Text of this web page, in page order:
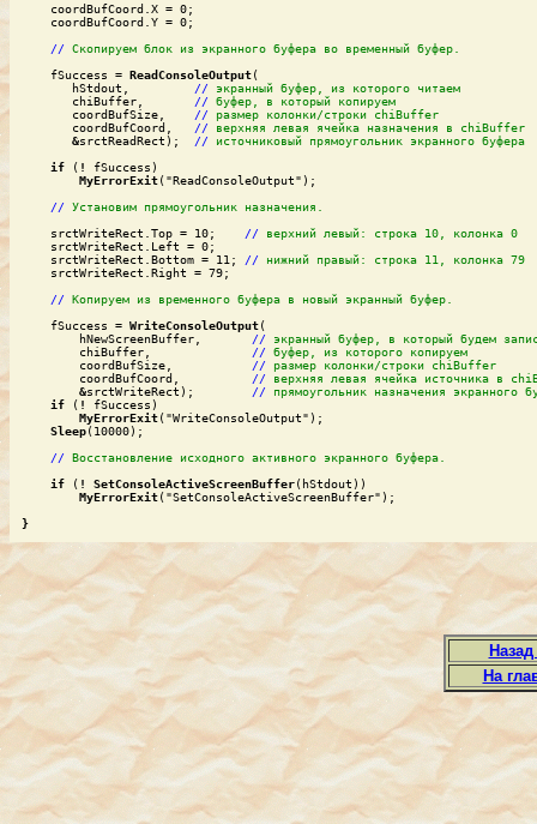
    coordBufCoord.X = 0;
    coordBufCoord.Y = 0;
//
Скопируем блок из экранного буфера во временный буфер.
    fSuccess =
ReadConsoleOutput(
//
экранный буфер, из которого читаем
//
буфер, в который копируем
//
размер колонки/строки chiBuffer
//
верхняя левая ячейка назначения в chiBuffer
&
//
источниковый прямоугольник экранного буфера
if ( !
fSuccess)
MyErrorExit("ReadConsoleOutput");
//
Установим прямоугольник назначения.
    srctWriteRect.Top = 10;
//
верхний левый: строка 10, колонка 0
    srctWriteRect.Left = 0;
    srctWriteRect.Bottom = 11;
//
нижний правый: строка 11, колонка 79
    srctWriteRect.Right = 79;
//
Копируем из временного буфера в новый экранный буфер.
    fSuccess =
WriteConsoleOutput(
//
экранный буфер, в который будем
//
буфер, из которого копируем
//
размер колонки/строки chiBuffer
//
верхняя левая ячейка источника в
&
//
прямоугольник назначения экранного
if ( !
fSuccess)
MyErrorExit("WriteConsoleOutput");
Sleep(10000);
//
Восстановление исходного активного экранного буфера.
if ( ! SetConsoleActiveScreenBuffer(hStdout))
MyErrorExit("SetConsoleActiveScreenBuffer");
}
На